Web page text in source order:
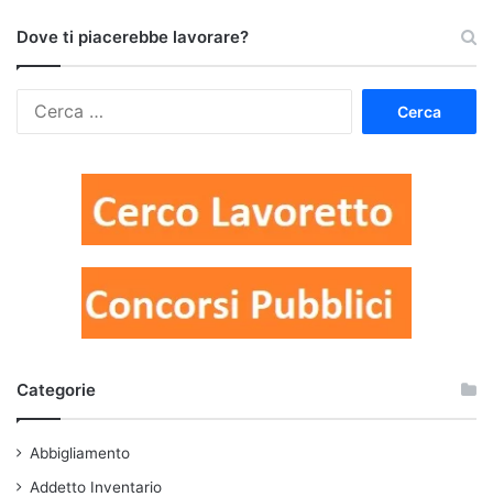
Dove ti piacerebbe lavorare?
Categorie
Abbigliamento
Addetto Inventario